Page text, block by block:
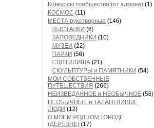
Конкурсы сообщества (от админа) (1)
КОСМОС (11)
МЕСТА рукотворные (146)
ВЫСТАВКИ (6)
ЗАПОВЕДНИКИ (10)
МУЗЕИ (22)
ПАРКИ (56)
СВЯТИЛИЩА (21)
СКУЛЬПТУРЫ и ПАМЯТНИКИ (54)
МОИ СОБСТВЕННЫЕ
ПУТЕШЕСТВИЯ (266)
НЕИЗВЕДАННОЕ и НЕОБЫЧНОЕ (58)
НЕОБЫЧНЫЕ и ТАЛАНТЛИВЫЕ
ЛЮДИ (12)
О МОЕМ РОДНОМ ГОРОДЕ
(ДЕРЕВНЕ) (17)